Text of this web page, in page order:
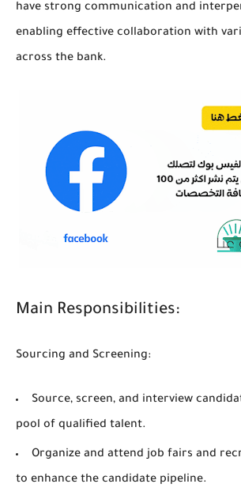
have strong communication and
enabling effective collaboration with
across the bank.
Main Responsibilities:
Sourcing and Screening:
Source, screen, and interview
pool of qualified talent.
Organize and attend job fairs and
to enhance the candidate pipeline.